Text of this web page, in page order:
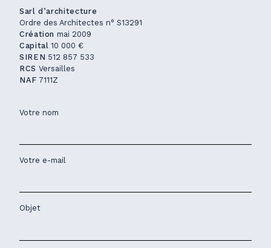
Sarl d’architecture
Ordre des Architectes n° S13291
Création mai 2009
Capital 10 000 €
SIREN 512 857 533
RCS Versailles
NAF 7111Z
Votre nom
Votre e-mail
Objet